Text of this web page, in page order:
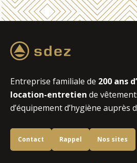
Entreprise familiale de 200 ans
location-entretien de
d’équipement d’hygiène auprès
Contact Rappel Nos sites